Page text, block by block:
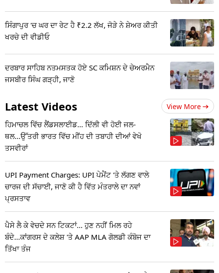
ਸਿੰਗਾਪੁਰ 'ਚ ਘਰ ਦਾ ਰੇਟ ਹੈ ₹2.2 ਲੱਖ, ਜੋੜੇ ਨੇ ਸ਼ੇਅਰ ਕੀਤੀ
ਖਰਚੇ ਦੀ ਵੀਡੀਓ
ਦਰਬਾਰ ਸਾਹਿਬ ਨਤਮਸਤਕ ਹੋਏ SC ਕਮਿਸ਼ਨ ਦੇ ਚੇਅਰਮੈਨ
ਜਸਬੀਰ ਸਿੰਘ ਗੜ੍ਹੀ, ਜਾਣੋ
Latest Videos View More
ਹਿਮਾਚਲ ਵਿੱਚ ਲੈਂਡਸਲਾਈਡ... ਦਿੱਲੀ ਵੀ ਹੋਈ ਜਲ-
ਥਲ...ਉੱਤਰੀ ਭਾਰਤ ਵਿੱਚ ਮੀਂਹ ਦੀ ਤਬਾਹੀ ਦੀਆਂ ਵੇਖੋ
ਤਸਵੀਰਾਂ
UPI Payment Charges: UPI ਪੇਮੈਂਟ 'ਤੇ ਲੱਗਣ ਵਾਲੇ
ਚਾਰਜ ਦੀ ਸੱਚਾਈ, ਜਾਣੋ ਕੀ ਹੈ ਵਿੱਤ ਮੰਤਰਾਲੇ ਦਾ ਨਵਾਂ
ਪ੍ਰਸਤਾਵ
ਪੈਸੇ ਲੈ ਕੇ ਵੇਚਦੇ ਸਨ ਟਿਕਟਾਂ... ਹੁਣ ਨਹੀਂ ਮਿਲ ਰਹੇ
ਬੰਦੇ...ਕਾਂਗਰਸ ਦੇ ਕਲੇਸ਼ 'ਤੇ AAP MLA ਗੋਲਡੀ ਕੰਬੋਜ ਦਾ
ਤਿੱਖਾ ਤੰਜ